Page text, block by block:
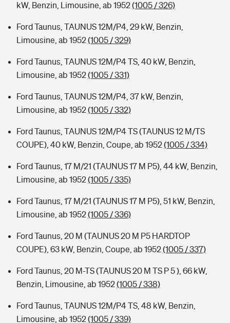
kW, Benzin, Limousine, ab 1952(1005 / 326)
Ford Taunus, TAUNUS 12M/P4, 29 kW, Benzin,
Limousine, ab 1952(1005 / 329)
Ford Taunus, TAUNUS 12M/P4 TS, 40 kW, Benzin,
Limousine, ab 1952(1005 / 331)
Ford Taunus, TAUNUS 12M/P4, 37 kW, Benzin,
Limousine, ab 1952(1005 / 332)
Ford Taunus, TAUNUS 12M/P4 TS (TAUNUS 12 M/TS
COUPE), 40 kW, Benzin, Coupe, ab 1952(1005 / 334)
Ford Taunus, 17 M/21 (TAUNUS 17 M P5), 44 kW, Benzin,
Limousine, ab 1952(1005 / 335)
Ford Taunus, 17 M/21 (TAUNUS 17 M P5), 51 kW, Benzin,
Limousine, ab 1952(1005 / 336)
Ford Taunus, 20 M (TAUNUS 20 M P5 HARDTOP
COUPE), 63 kW, Benzin, Coupe, ab 1952(1005 / 337)
Ford Taunus, 20 M-TS (TAUNUS 20 M TS P 5 ), 66 kW,
Benzin, Limousine, ab 1952(1005 / 338)
Ford Taunus, TAUNUS 12M/P4 TS, 48 kW, Benzin,
Limousine, ab 1952(1005 / 339)